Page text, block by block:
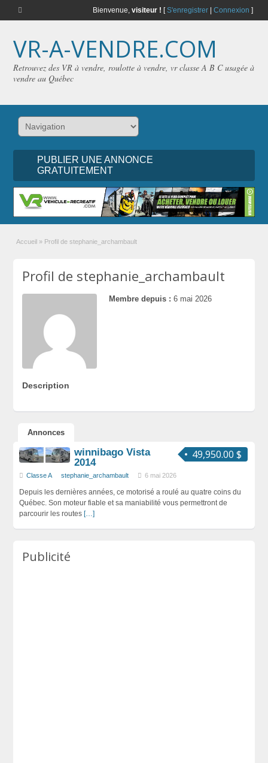
Bienvenue, visiteur ! [S'enregistrer| Connexion ]
VR-A-VENDRE.COM
Retrouvez des VR à vendre, roulotte à vendre, vr classe A B C usagée à
vendre au Québec
PUBLIER UNE ANNONCE
GRATUITEMENT
Accueil » Profil de stephanie_archambault
Profil de stephanie_archambault
Membre depuis : 6 mai 2026
Description
Annonces
49,950.00 $
winnibago Vista
2014
Classe A stephanie_archambault 6 mai 2026
Depuis les dernières années, ce motorisé a roulé au quatre coins du
Québec. Son moteur fiable et sa maniabilité vous permettront de
parcourir les routes […]
Publicité